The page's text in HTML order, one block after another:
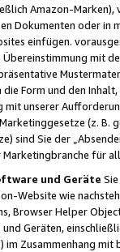
Amazon-
Dokumenten oder in
einfügen.
mit
Form und den
unserer
(z. B.
sind Sie der
für
und Geräte
Website wie
Browser Helper
Geräten,
im Zusammenhang